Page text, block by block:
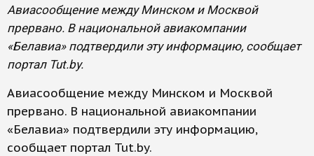
Авиасообщение между Минском и Москвой
прервано. В национальной авиакомпании
«Белавиа» подтвердили эту информацию, сообщает
портал Tut.by.
Авиасообщение между Минском и Москвой
прервано. В национальной авиакомпании
«Белавиа» подтвердили эту информацию,
сообщает портал Tut.by.